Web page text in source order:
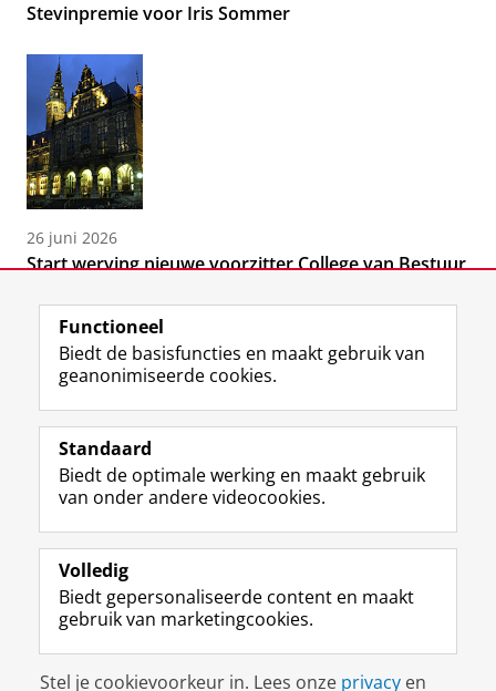
Stevinpremie voor Iris Sommer
26 juni 2026
Start werving nieuwe voorzitter College van Bestuur
Volg ons op
F
a
e
b
o
p
a
i
n
T
w
t
t
r
r
i
e
I
n
t
r
m
c
c
Over het museum
Praktisch
Volg ons op
Disclaimer & Copyright
Functioneel
Biedt de basisfuncties en maakt gebruik van
geanonimiseerde cookies.
Standaard
Biedt de optimale werking en maakt gebruik
van onder andere videocookies.
Volledig
Biedt gepersonaliseerde content en maakt
gebruik van marketingcookies.
Stel je cookievoorkeur in. Lees onze privacy en